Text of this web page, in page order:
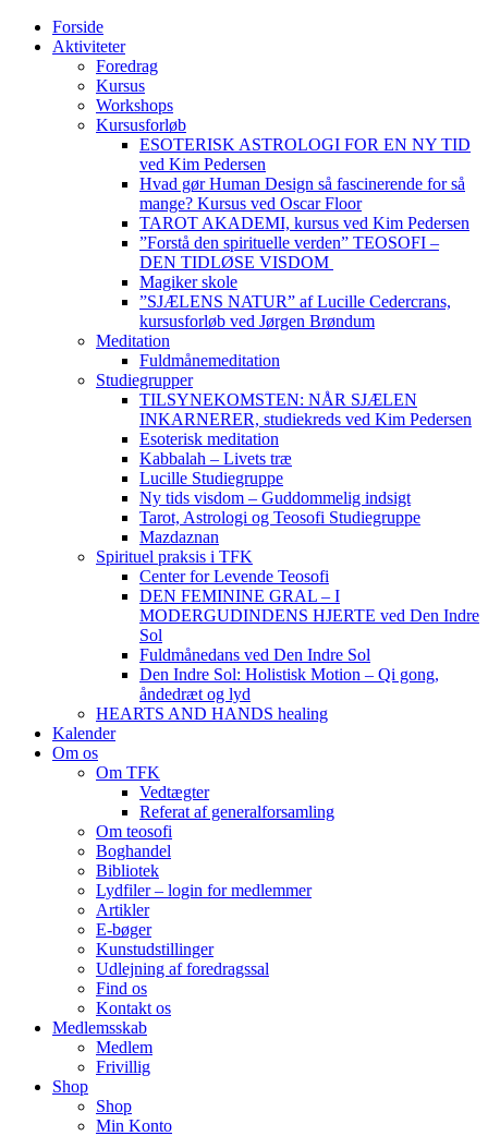
Forside
Aktiviteter
Foredrag
Kursus
Workshops
Kursusforløb
ESOTERISK ASTROLOGI FOR EN NY TID
ved Kim Pedersen
Hvad gør Human Design så fascinerende for så
mange? Kursus ved Oscar Floor
TAROT AKADEMI, kursus ved Kim Pedersen
”Forstå den spirituelle verden” TEOSOFI –
DEN TIDLØSE VISDOM
Magiker skole
”SJÆLENS NATUR” af Lucille Cedercrans,
kursusforløb ved Jørgen Brøndum
Meditation
Fuldmånemeditation
Studiegrupper
TILSYNEKOMSTEN: NÅR SJÆLEN
INKARNERER, studiekreds ved Kim Pedersen
Esoterisk meditation
Kabbalah – Livets træ
Lucille Studiegruppe
Ny tids visdom – Guddommelig indsigt
Tarot, Astrologi og Teosofi Studiegruppe
Mazdaznan
Spirituel praksis i TFK
Center for Levende Teosofi
DEN FEMININE GRAL – I
MODERGUDINDENS HJERTE ved Den Indre
Sol
Fuldmånedans ved Den Indre Sol
Den Indre Sol: Holistisk Motion – Qi gong,
åndedræt og lyd
HEARTS AND HANDS healing
Kalender
Om os
Om TFK
Vedtægter
Referat af generalforsamling
Om teosofi
Boghandel
Bibliotek
Lydfiler – login for medlemmer
Artikler
E-bøger
Kunstudstillinger
Udlejning af foredragssal
Find os
Kontakt os
Medlemsskab
Medlem
Frivillig
Shop
Shop
Min Konto